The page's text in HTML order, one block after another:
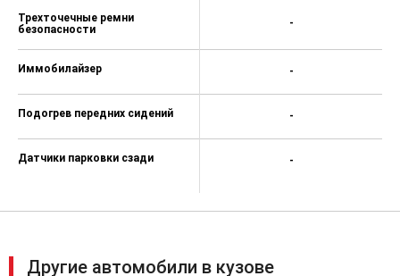
Трехточечные ремни
безопасности
Иммобилайзер
Подогрев передних сидений
Датчики парковки сзади
-
-
-
-
Другие автомобили в кузове